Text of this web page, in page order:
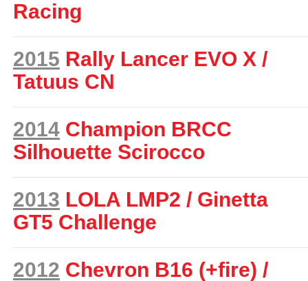
Racing
2015 Rally Lancer EVO X /
Tatuus CN
2014Champion BRCC
Silhouette Scirocco
2013 LOLA LMP2 / Ginetta
GT5 Challenge
2012 Chevron B16 (+fire) /